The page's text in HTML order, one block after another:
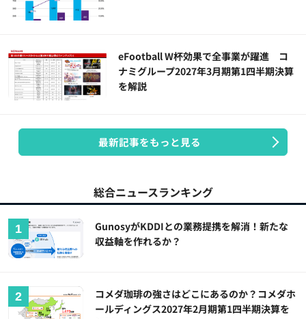
eFootball W杯効果で全事業が躍進 コ
ナミグループ2027年3月期第1四半期決算
を解説
最新記事をもっと見る
総合ニュースランキング
GunosyがKDDIとの業務提携を解消！新たな
収益軸を作れるか？
コメダ珈琲の強さはどこにあるのか？コメダホ
ールディングス2027年2月期第1四半期決算を